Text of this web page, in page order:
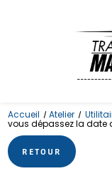
Accueil Atelier
vous dépassez la date
RETOUR